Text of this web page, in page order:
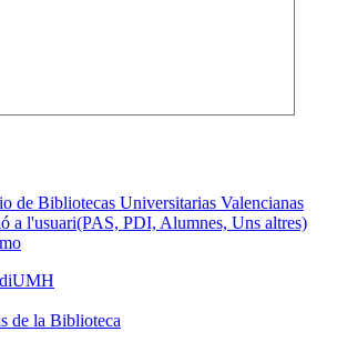
de Bibliotecas Universitarias Valencianas
a l'usuari(PAS, PDI, Alumnes, Uns altres)
de la Biblioteca